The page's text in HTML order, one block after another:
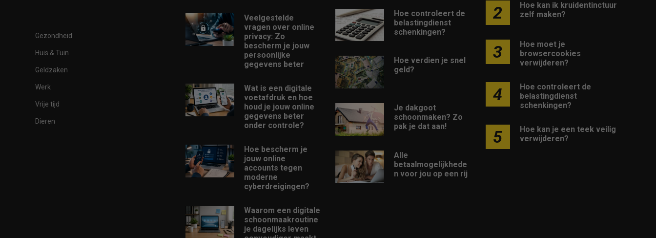
Gezondheid
Huis & Tuin
Geldzaken
Werk
Vrije tijd
Dieren
Veelgestelde
vragen over online
privacy: Zo
bescherm je jouw
persoonlijke
gegevens beter
Wat is een digitale
voetafdruk en hoe
houd je jouw online
gegevens beter
onder controle?
Hoe bescherm je
jouw online
accounts tegen
moderne
cyberdreigingen?
Waarom een digitale
schoonmaakroutine
je dagelijks leven
Hoe controleert de
belastingdienst
schenkingen?
Hoe verdien je snel
geld?
Je dakgoot
schoonmaken? Zo
pak je dat aan!
Alle
betaalmogelijkhede
n voor jou op een rij
2
Hoe kan ik kruidentinctuur
zelf maken?
3
Hoe moet je
browsercookies
verwijderen?
4
Hoe controleert de
belastingdienst
schenkingen?
5
Hoe kan je een teek veilig
verwijderen?